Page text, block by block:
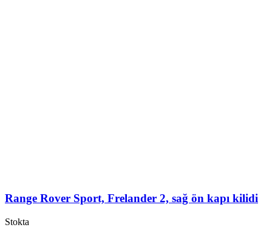
Range Rover Sport, Frelander 2, sağ ön kapı kilidi
Stokta